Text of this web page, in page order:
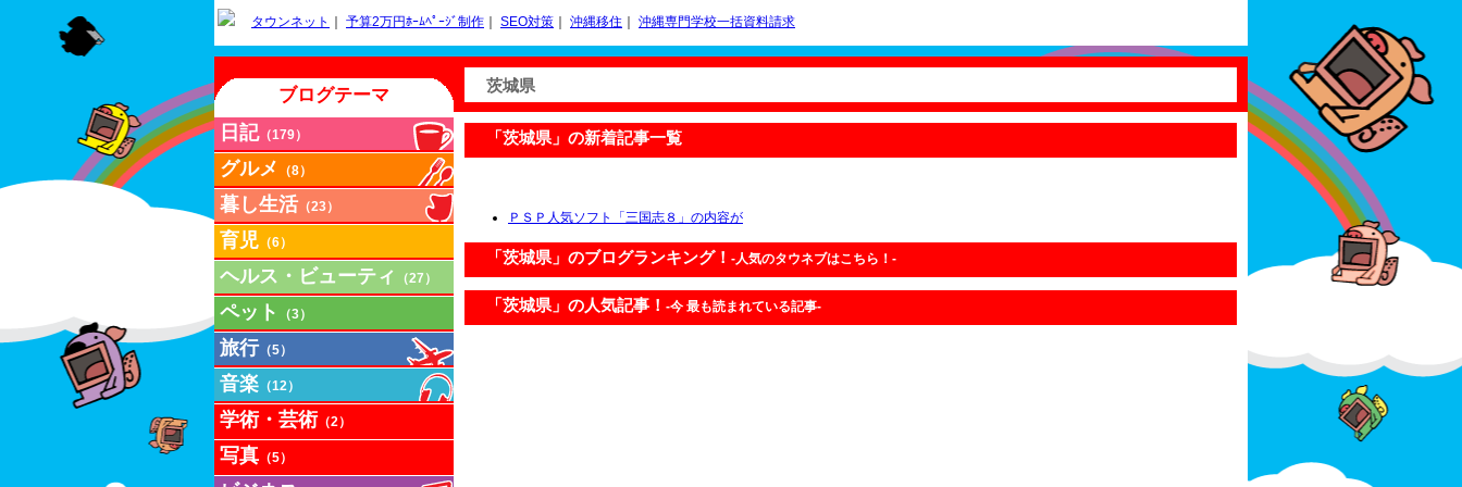
タウンネット 予算2万円ﾎｰﾑﾍﾟｰｼﾞ制作 SEO対策 沖縄移住 沖縄専門学校一括資料請求
茨城県
「茨城県」の新着記事一覧
ＰＳＰ人気ソフト「三国志８」の内容が
「茨城県」のブログランキング！ -人気のタウネブはこちら！-
「茨城県」の人気記事！ -今 最も読まれている記事-
ブログテーマ
日記（179）
グルメ （8）
暮し生活（23）
育児 （6）
ヘルス・ビューティ （27）
ペット （3）
旅行（5）
音楽 （12）
学術・芸術 （2）
写真 （5）